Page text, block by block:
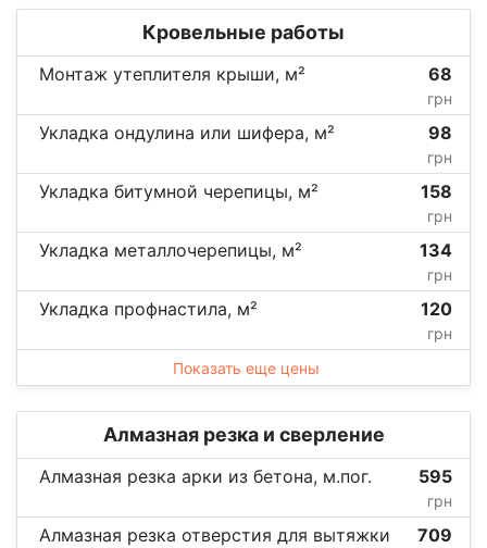
Кровельные работы
Монтаж утеплителя крыши, м² 68
грн
Укладка ондулина или шифера, м² 98
грн
Укладка битумной черепицы, м² 158
грн
Укладка металлочерепицы, м² 134
грн
Укладка профнастила, м² 120
грн
Показать еще цены
Алмазная резка и сверление
Алмазная резка арки из бетона, м.пог. 595
грн
Алмазная резка отверстия для вытяжки
709